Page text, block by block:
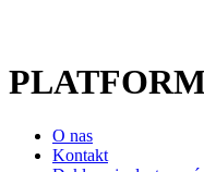
O nas
Kontakt